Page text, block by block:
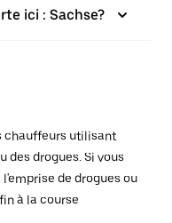
ici : Sachse?
chauffeurs utilisant
des drogues. Si vous
de drogues ou
à la course